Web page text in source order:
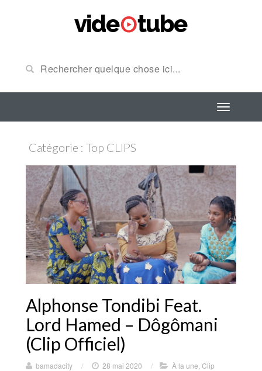
Catégorie : Top CLIPS
Alphonse Tondibi Feat.
Lord Hamed – Dôgômani
(Clip Officiel)
bamadacity / 28 mai 2020 / À la une Clip